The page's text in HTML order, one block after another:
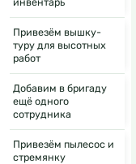
Привезём вышку-
туру для высотных
работ
Добавим в бригаду
ещё одного
сотрудника
Привезём пылесос и
стремянку